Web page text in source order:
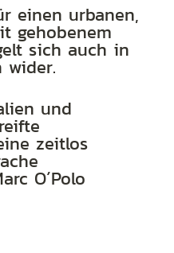
einen urbanen,
gehobenem
sich auch in
wider.
und
zeitlos
O´Polo